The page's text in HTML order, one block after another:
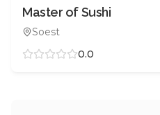
Master of Sushi
Soest
0.0